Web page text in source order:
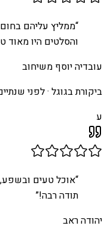
“ממליץ עליהם
והסלטים היו מאוד
עובדיה יוסף משיחוב
ביקורת בגוגל ·לפני
ע
“אוכל טעים ובשפע,
תודה רבה!”
יהודה ראב